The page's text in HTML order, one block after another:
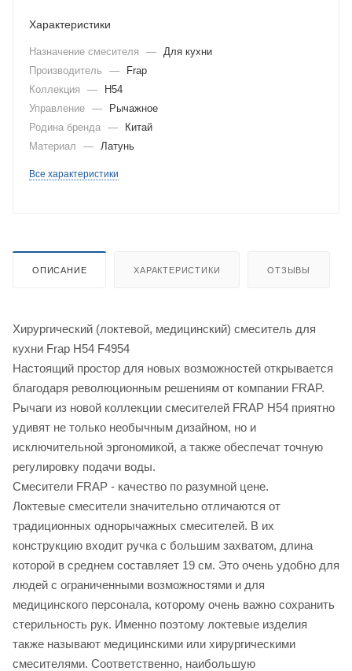
Характеристики
Назначение смесителя — Для кухни
Производитель
—
Frap
Коллекция
—
H54
Управление —
Рычажное
Родина бренда —
Китай
Материал
— Латунь
Все характеристики
ОПИСАНИЕ ХАРАКТЕРИСТИКИ ОТЗЫВЫ
Хирургический (локтевой, медицинский) смеситель для
кухни Frap H54 F4954
Настоящий простор для новых возможностей открывается
благодаря революционным решениям от компании FRAP.
Рычаги из новой коллекции смесителей FRAP H54 приятно
удивят не только необычным дизайном, но и
исключительной эргономикой, а также обеспечат точную
регулировку подачи воды.
Смесители FRAP - качество по разумной цене.
Локтевые смесители значительно отличаются от
традиционных однорычажных смесителей. В их
конструкцию входит ручка с большим захватом, длина
которой в среднем составляет 19 см. Это очень удобно для
людей с ограниченными возможностями и для
медицинского персонала, которому очень важно сохранить
стерильность рук. Именно поэтому локтевые изделия
также называют медицинскими или хирургическими
смесителями. Соответственно, наибольшую